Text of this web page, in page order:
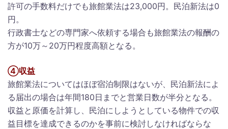
許可の手数料だけでも旅館業法は23,000円。民泊新法は0
円。
行政書士などの専門家へ依頼する場合も旅館業法の報酬の
方が10万～20万円程度高額となる。
④収益
旅館業法についてはほぼ宿泊制限はないが、民泊新法によ
る届出の場合は年間180日までと営業日数が半分となる。
収益と原価を計算し、民泊にしようとしている物件での収
益目標を達成できるのかを事前に検討しなければならな